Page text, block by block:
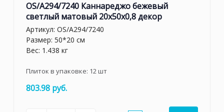
OS/A294/7240 Каннареджо бежевый
светлый матовый 20x50x0,8 декор
Артикул: OS/A294/7240
Размер: 50*20 см
Вес: 1.438 кг
Плиток в упаковке: 12шт
803.98 руб.